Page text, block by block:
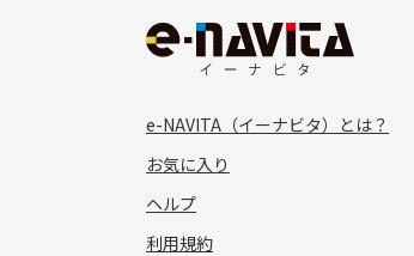
e-NAVITA（イーナビタ）とは？
お気に入り
ヘルプ
利用規約